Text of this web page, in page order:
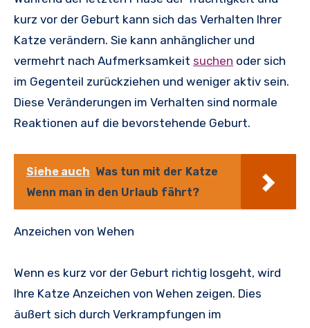
kurz vor der Geburt kann sich das Verhalten Ihrer
Katze verändern. Sie kann anhänglicher und
vermehrt nach Aufmerksamkeit suchen oder sich
im Gegenteil zurückziehen und weniger aktiv sein.
Diese Veränderungen im Verhalten sind normale
Reaktionen auf die bevorstehende Geburt.
Siehe auch Was tun mit der Katze
Wenn man in den Urlaub fährt?
Anzeichen von Wehen
Wenn es kurz vor der Geburt richtig losgeht, wird
Ihre Katze Anzeichen von Wehen zeigen. Dies
äußert sich durch Verkrampfungen im